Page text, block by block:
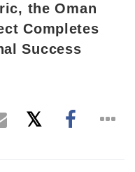
the Oman
Completes
Success